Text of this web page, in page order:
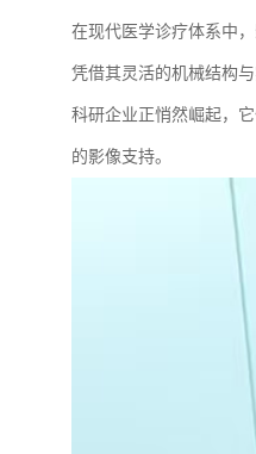
在现代医学诊疗体系中
凭借其灵活的机械结构
科研企业正悄然崛起，
的影像支持。